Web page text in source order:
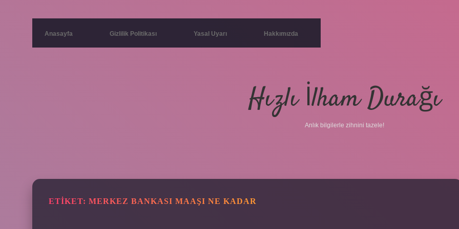
Anasayfa Gizlilik Politikası Yasal Uyarı Hakkımızda
Hızlı İlham Durağı
Anlık bilgilerle zihnini tazele!
ETIKET: MERKEZ BANKASI MAAŞI NE KADAR